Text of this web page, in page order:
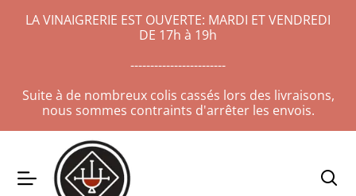
LA VINAIGRERIE EST OUVERTE: MARDI ET VENDREDI
DE 17h à 19h
------------------------
Suite à de nombreux colis cassés lors des livraisons,
nous sommes contraints d'arrêter les envois.